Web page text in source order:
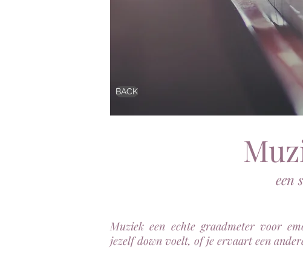
BACK
een
Muziek een echte graadmeter voor
jezelf down voelt, of je ervaart een